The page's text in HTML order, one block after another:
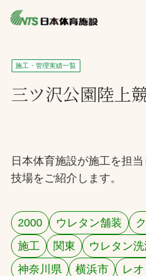
私たちの強み
ニュース
製品・サービス一覧
施工・管理実績一覧
採用情報
施工・管理実績一覧
三ツ沢公園陸上
日本体育施設が施工を担
技場をご紹介します。
2000 ウレタン舗装
施工
関東 ウレタン
神奈川県
横浜市 レ